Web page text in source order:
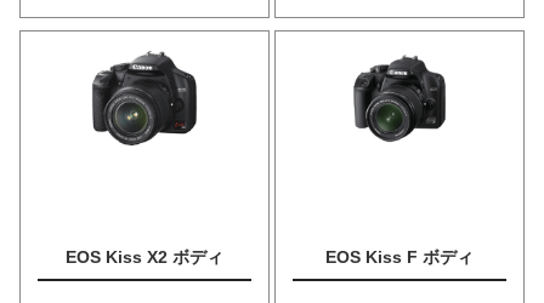
EOS Kiss X2 ボディ EOS Kiss F ボディ